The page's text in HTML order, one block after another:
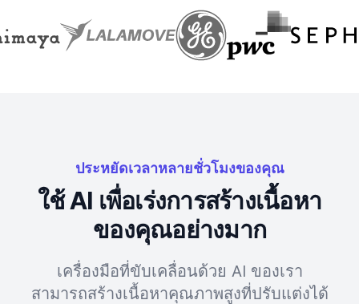
ประหยัดเวลาหลายชั่วโมงของคุณ
ใช้ AI เพื่อเร่งการสร้างเนื้อหา
ของคุณอย่างมาก
เครื่องมือที่ขับเคลื่อนด้วย AI ของเรา
สามารถสร้างเนื้อหาคุณภาพสูงที่ปรับแต่งได้